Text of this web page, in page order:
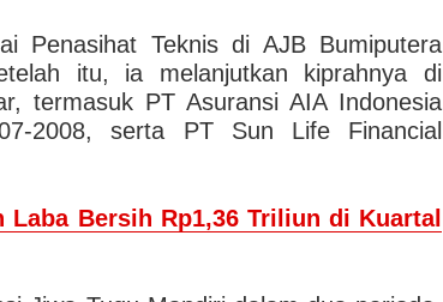
Penasihat Teknis di AJB Bumiputera
itu, ia melanjutkan kiprahnya di
termasuk PT Asuransi AIA Indonesia
2008, serta PT Sun Life Financial
Laba Bersih Rp1,36 Triliun di Kuartal